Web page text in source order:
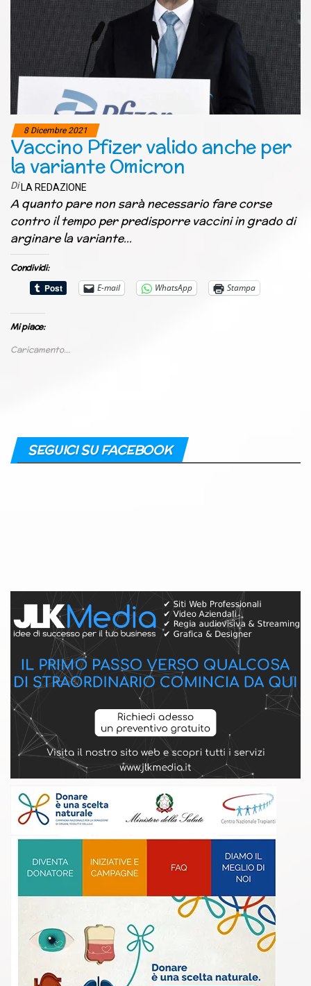
8 Dicembre 2021
Vaccino Pfizer valido anche per
la variante Omicron
DiLA REDAZIONE
A quanto pare non sarà necessario fare corse
contro il tempo per predisporre vaccini in grado di
arginare la variante…
Condividi:
E-mail
WhatsApp Stampa
Mi piace:
Caricamento...
SEGUICI SU FACEBOOK